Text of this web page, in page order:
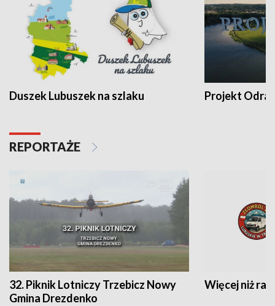
Duszek Lubuszek na szlaku Projekt Odra
REPORTAŻE
32. Piknik Lotniczy Trzebicz Nowy
Gmina Drezdenko
Więcej niż rajd